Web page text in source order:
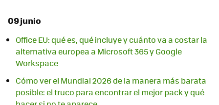
09 junio
Office EU: qué es, qué incluye y cuánto va a costar la
alternativa europea a Microsoft 365 y Google
Workspace
Cómo ver el Mundial 2026 de la manera más barata
posible: el truco para encontrar el mejor pack y qué